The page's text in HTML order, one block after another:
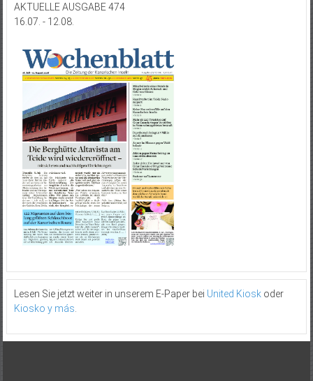
AKTUELLE AUSGABE 474
16.07. - 12.08.
Lesen Sie jetzt weiter in unserem E-Paper bei United Kioskoder
Kiosko y más.